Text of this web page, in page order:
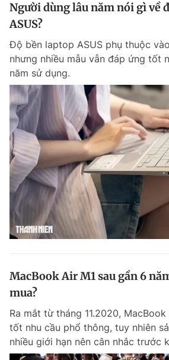
Đọc Thanh Niên trên điện thoại
Theo dõi báo trên
Hotline
0906 645 777
Liên hệ
0908
Đặt báo Quảng cáo RSS Tòa
Phó tổng biên tập thường trực: Hải Thành
Phó tổng biên tập: Lâm Hiếu Dũng
Phó tổng biên tập: Trần Việt Hưng
Giấy phép xuất bản số 110/GP - BTTTT
© 2003-2026 Bản quyền thuộc về Báo
dưới mọi hình thức nếu không có sự chấp
Phát triển bởi ePi Technologies, JSC.
Người dùng lâu năm nói gì về
ASUS?
Độ bền laptop ASUS phụ thuộc
nhưng nhiều mẫu vẫn đáp ứng tốt
năm sử dụng.
MacBook Air M1 sau gần 6
mua?
Ra mắt từ tháng 11.2020,
tốt nhu cầu phổ thông, tuy nhiên
nhiều giới hạn nên cân nhắc trước